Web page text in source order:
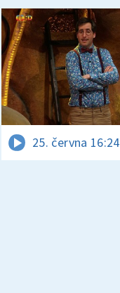
25. června 16:24